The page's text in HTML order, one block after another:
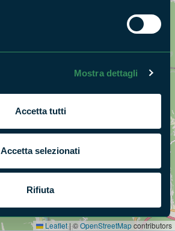
Mostra dettagli
Accetta tutti
Accetta selezionati
Rifiuta
Leaflet |©OpenStreetMapcontributors